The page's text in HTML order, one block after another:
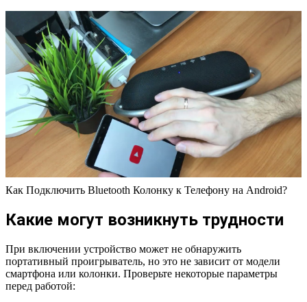
Как Подключить Bluetooth Колонку к Телефону на Android?
Какие могут возникнуть трудности
При включении устройство может не обнаружить
портативный проигрыватель, но это не зависит от модели
смартфона или колонки. Проверьте некоторые параметры
перед работой: